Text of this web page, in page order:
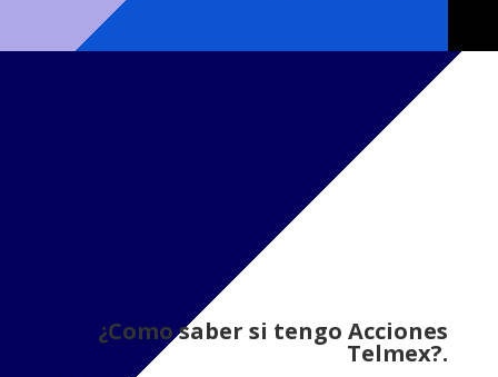
¿Como saber si tengo Acciones
Telmex?.